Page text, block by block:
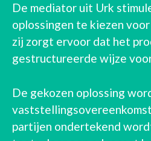
De mediator uit Urk
oplossingen te kiezen
zij zorgt ervoor dat het
gestructureerde wijze
De gekozen oplossing
partijen ondertekend